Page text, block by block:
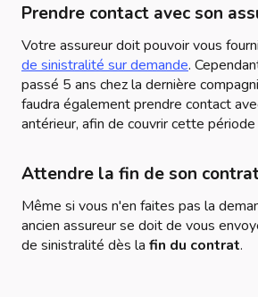
Prendre contact avec son
Votre assureur doit pouvoir vous
de sinistralité sur demande.
passé 5 ans chez la dernière
faudra également prendre contact
antérieur, afin de couvrir cette
Attendre la fin de son
Même si vous n'en faites pas la
ancien assureur se doit de vous
de sinistralité dès la fin du contrat.